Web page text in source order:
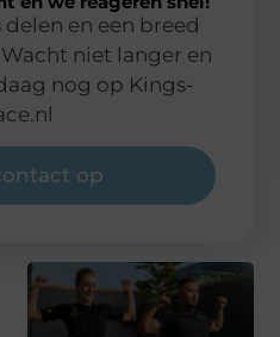
en een breed
niet langer en
nog op Kings-
op